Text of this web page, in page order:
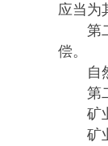
应当为
第二
偿。
自然
第二
矿业
矿业